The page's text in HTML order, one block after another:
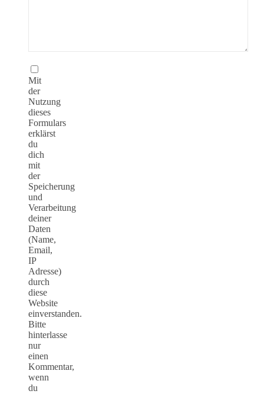
Mit
der
Nutzung
dieses
Formulars
erklärst
du
dich
mit
der
Speicherung
und
Verarbeitung
deiner
Daten
(Name,
Email,
IP
Adresse)
durch
diese
Website
einverstanden.
Bitte
hinterlasse
nur
einen
Kommentar,
wenn
du